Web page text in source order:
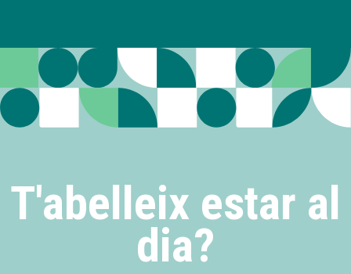
T'abelleix estar al
dia?